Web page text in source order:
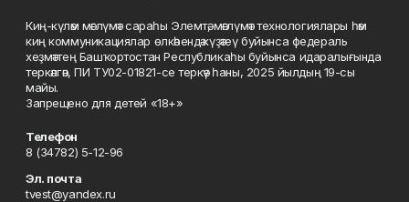
Киң-күләм мәғлүмәт сараһы Элемтә, мәғлүмәт технологиялары һәм
киң коммуникациялар өлкәһендә күҙәтеү буйынса федераль
хеҙмәттең Башҡортостан Республикаһы буйынса идаралығында
теркәлгән, ПИ ТУ02-01821-се теркәү һаны, 2025 йылдың 19-сы
майы.
Запрещено для детей «18+»
Телефон
8 (34782) 5-12-96
Эл. почта
tvest@yandex.ru